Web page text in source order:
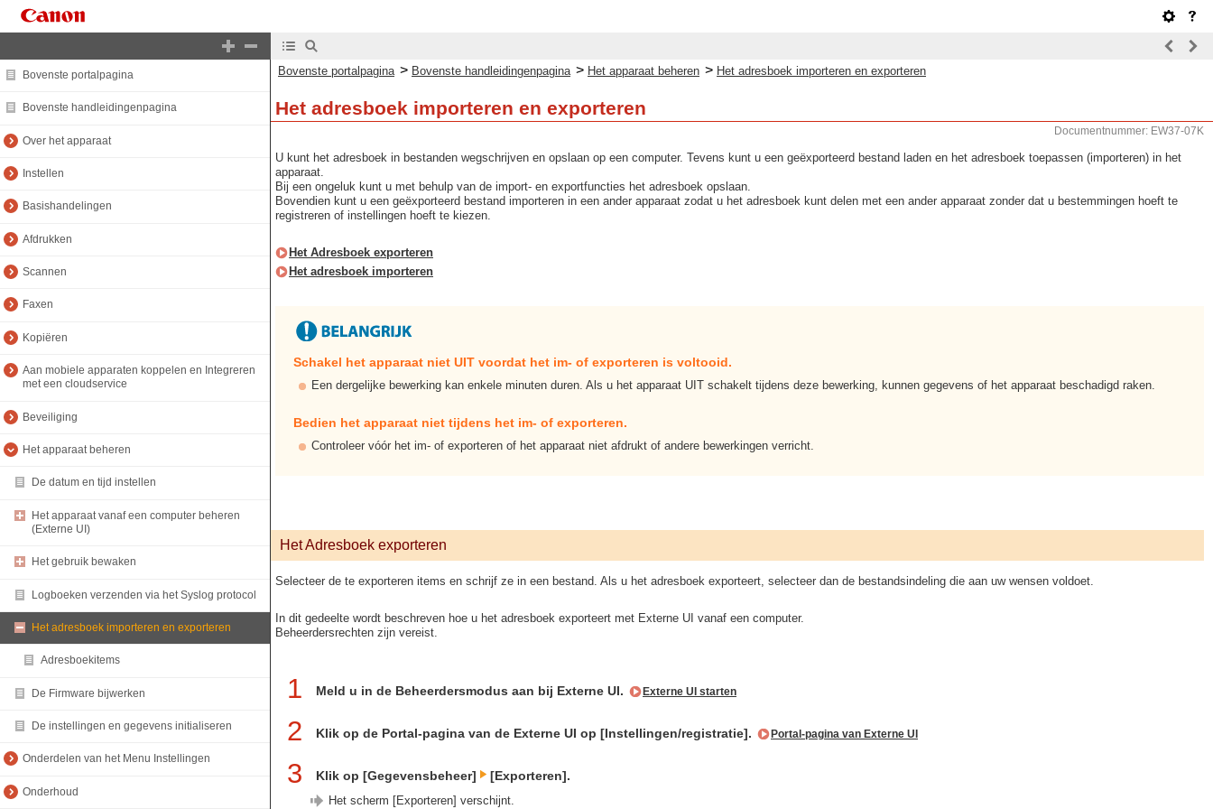
Bovenste portalpagina
Bovenste handleidingenpagina
Over het apparaat
Instellen
Basishandelingen
Afdrukken
Scannen
Faxen
Kopiëren
Aan mobiele apparaten koppelen en Integreren
met een cloudservice
Beveiliging
Het apparaat beheren
De datum en tijd instellen
Het apparaat vanaf een computer beheren
(Externe UI)
Het gebruik bewaken
Logboeken verzenden via het Syslog protocol
Het adresboek importeren en exporteren
Adresboekitems
De Firmware bijwerken
De instellingen en gegevens initialiseren
Onderdelen van het Menu Instellingen
Onderhoud
Bovenste portalpagina > Bovenste handleidingenpagina > Het apparaat beheren > Het adresboek importeren en exporteren
Het adresboek importeren en exporteren
Documentnummer: EW37-07K
U kunt het adresboek in bestanden wegschrijven en opslaan op een computer. Tevens kunt u een geëxporteerd bestand laden en het adresboek toepassen (importeren) in het
apparaat.
Bij een ongeluk kunt u met behulp van de import- en exportfuncties het adresboek opslaan.
Bovendien kunt u een geëxporteerd bestand importeren in een ander apparaat zodat u het adresboek kunt delen met een ander apparaat zonder dat u bestemmingen hoeft te
registreren of instellingen hoeft te kiezen.
Het Adresboek exporteren
Het adresboek importeren
Schakel het apparaat niet UIT voordat het im- of exporteren is voltooid.
Een dergelijke bewerking kan enkele minuten duren. Als u het apparaat UIT schakelt tijdens deze bewerking, kunnen gegevens of het apparaat beschadigd raken.
Bedien het apparaat niet tijdens het im- of exporteren.
Controleer vóór het im- of exporteren of het apparaat niet afdrukt of andere bewerkingen verricht.
Het Adresboek exporteren
Selecteer de te exporteren items en schrijf ze in een bestand. Als u het adresboek exporteert, selecteer dan de bestandsindeling die aan uw wensen voldoet.
In dit gedeelte wordt beschreven hoe u het adresboek exporteert met Externe UI vanaf een computer.
Beheerdersrechten zijn vereist.
1 Meld u in de Beheerdersmodus aan bij Externe UI. Externe UI starten
2 Klik op de Portal-pagina van de Externe UI op [Instellingen/registratie]. Portal-pagina van Externe UI
3 Klik op [Gegevensbeheer] [Exporteren].
Het scherm [Exporteren] verschijnt.